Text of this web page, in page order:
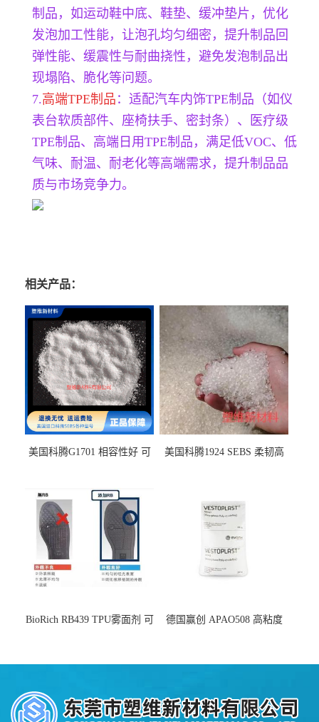
制品，如运动鞋中底、鞋垫、缓冲垫片，优化
发泡加工性能，让泡孔均匀细密，提升制品回
弹性能、缓震性与耐曲挠性，避免发泡制品出
现塌陷、脆化等问题。
7.高端TPE制品 ：适配汽车内饰TPE制品（如仪
表台软质部件、座椅扶手、密封条）、医疗级
TPE制品、高端日用TPE制品，满足低VOC、低
气味、耐温、耐老化等高端需求，提升制品品
质与市场竞争力。
相关产品：
美国科腾G1701 相容性好 可
美国科腾1924 SEBS 柔韧高
BioRich RB439 TPU雾面剂 可
德国赢创 APAO508 高粘度